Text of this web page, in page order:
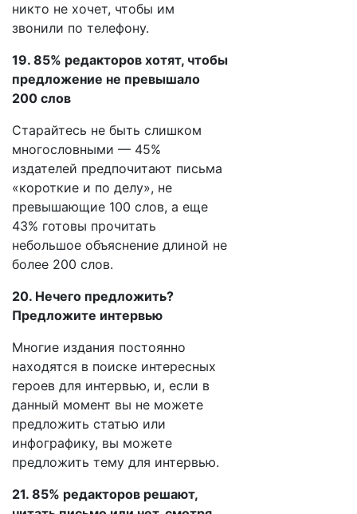
никто не хочет, чтобы им
звонили по телефону.
19. 85% редакторов хотят, чтобы
предложение не превышало
200 слов
Старайтесь не быть слишком
многословными — 45%
издателей предпочитают письма
«короткие и по делу», не
превышающие 100 слов, а еще
43% готовы прочитать
небольшое объяснение длиной не
более 200 слов.
20. Нечего предложить?
Предложите интервью
Многие издания постоянно
находятся в поиске интересных
героев для интервью, и, если в
данный момент вы не можете
предложить статью или
инфографику, вы можете
предложить тему для интервью.
21. 85% редакторов решают,